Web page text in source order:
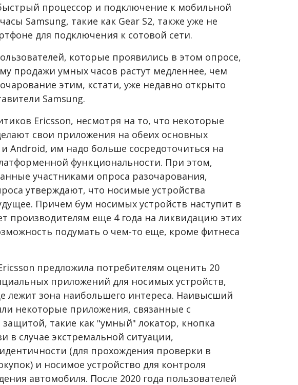
процессор и подключение к мобильной
Samsung, такие как Gear S2, также уже не
для подключения к сотовой сети.
которые проявились в этом опросе,
продажи умных часов растут медленнее, чем
этим, кстати, уже недавно открыто
Samsung.
Ericsson, несмотря на то, что некоторые
свои приложения на обеих основных
Android, им надо больше сосредоточиться на
функциональности. При этом,
участниками опроса разочарования,
утверждают, что носимые устройства
Причем бум носимых устройств наступит в
производителям еще 4 года на ликвидацию этих
подумать о чем-то еще, кроме фитнеса
предложила потребителям оценить 20
приложений для носимых устройств,
лежит зона наибольшего интереса. Наивысший
некоторые приложения, связанные с
такие как "умный" локатор, кнопка
в случае экстремальной ситуации,
(для прохождения проверки в
и носимое устройство для контроля
автомобиля. После 2020 года пользователей